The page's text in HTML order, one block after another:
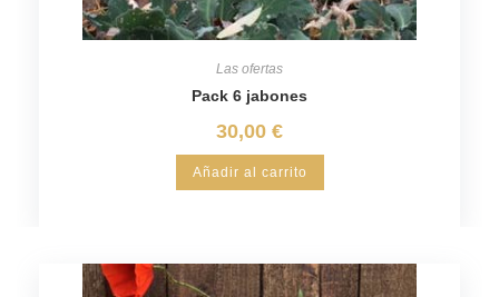
Las ofertas
Pack 6 jabones
30,00 €
Añadir al carrito